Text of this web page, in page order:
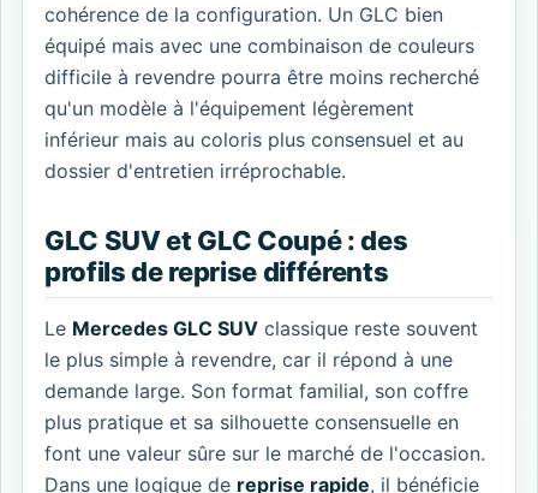
cohérence de la configuration. Un GLC bien
équipé mais avec une combinaison de couleurs
difficile à revendre pourra être moins recherché
qu'un modèle à l'équipement légèrement
inférieur mais au coloris plus consensuel et au
dossier d'entretien irréprochable.
GLC SUV et GLC Coupé : des
profils de reprise différents
Le Mercedes GLC SUV classique reste souvent
le plus simple à revendre, car il répond à une
demande large. Son format familial, son coffre
plus pratique et sa silhouette consensuelle en
font une valeur sûre sur le marché de l'occasion.
Dans une logique de reprise rapide, il bénéficie